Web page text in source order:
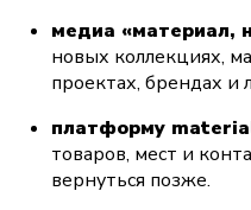
медиа «материал,
новых коллекциях,
проектах, брендах и
платформу
товаров, мест и
вернуться позже.